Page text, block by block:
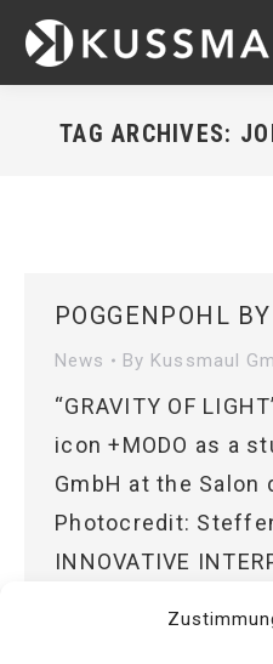
TAG ARCHIVES:
POGGENPOHL
News By Kussmaul
“GRAVITY OF
icon +MODO as a
GmbH at the Salon
Photocredit:
INNOVATIVE